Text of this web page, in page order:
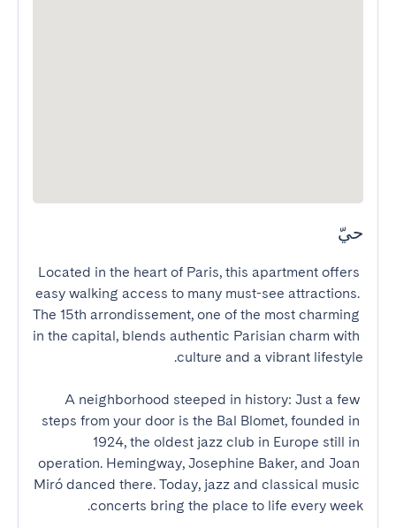
حيّ
Located in the heart of Paris, this apartment offers
easy walking access to many must-see attractions.
The 15th arrondissement, one of the most charming
in the capital, blends authentic Parisian charm with
A neighborhood steeped in history: Just a few
steps from your door is the Bal Blomet, founded in
1924, the oldest jazz club in Europe still in
operation. Hemingway, Josephine Baker, and Joan
Miró danced there. Today, jazz and classical music